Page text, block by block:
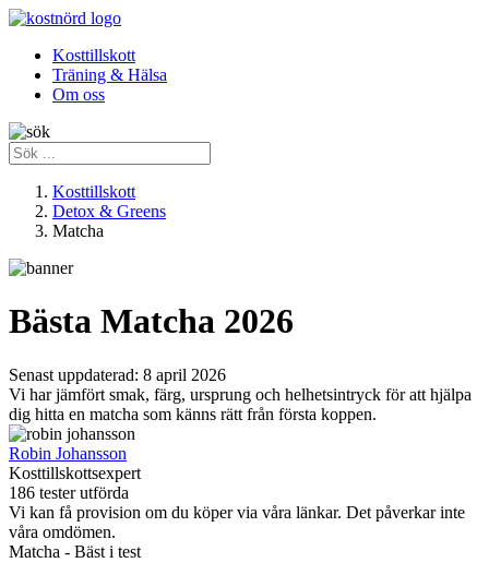
Kosttillskott
Träning & Hälsa
Om oss
Kosttillskott
Detox & Greens
Matcha
Bästa Matcha 2026
Senast uppdaterad: 8 april 2026
Vi har jämfört smak, färg, ursprung och helhetsintryck för att hjälpa
dig hitta en matcha som känns rätt från första koppen.
Robin Johansson
Kosttillskottsexpert
186 tester utförda
Vi kan få provision om du köper via våra länkar. Det påverkar inte
våra omdömen.
Matcha - Bäst i test